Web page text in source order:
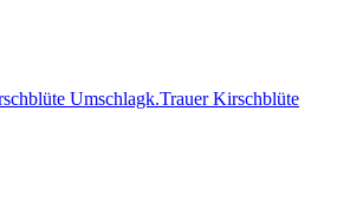
Umschlagk.Trauer Kirschblüte